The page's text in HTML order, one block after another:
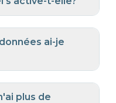
ai-je
plus de